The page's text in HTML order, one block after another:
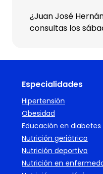
¿Juan José
consultas los
Especialidades
Hipertensión
Obesidad
Educación en diabetes
Nutrición geriátrica
Nutrición deportiva
Nutrición en